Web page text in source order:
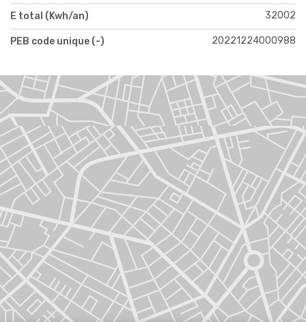
E total (Kwh/an) 32002
PEB code unique (-) 20221224000988